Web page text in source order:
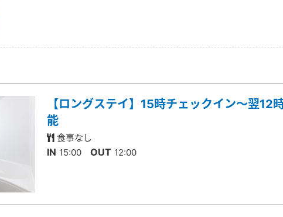
【ロングステイ】15時チェックイン～翌
能
食事なし
IN 15:00 OUT 12:00